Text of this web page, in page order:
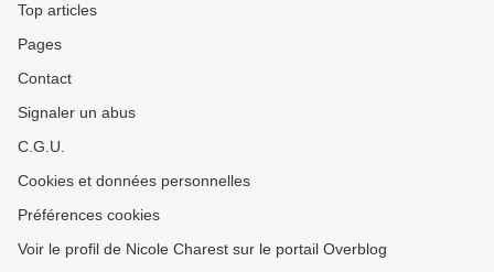
Top articles
Pages
Contact
Signaler un abus
C.G.U.
Cookies et données personnelles
Préférences cookies
Voir le profil de Nicole Charest sur le portail Overblog